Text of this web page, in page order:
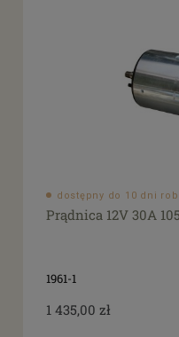
dostępny do 10 dni
Prądnica 12V 30A
1961-1
1 435,00 zł